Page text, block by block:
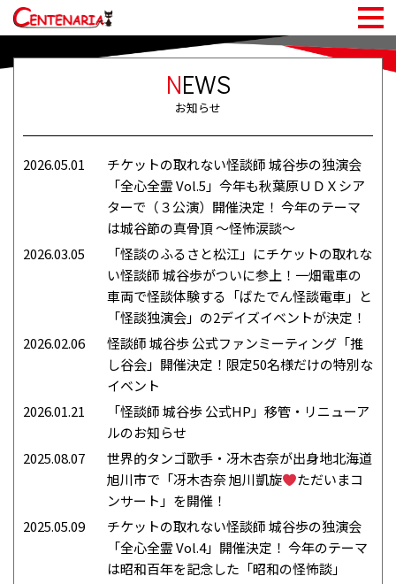
NEWS
お知らせ
2026.05.01
チケットの取れない怪談師 城⾕歩の独演会
「全心全霊 Vol.5」今年も秋葉原ＵＤＸシア
ターで（３公演）開催決定！ 今年のテーマ
は城谷節の真骨頂 ～怪怖涙談～
2026.03.05
「怪談のふるさと松江」にチケットの取れな
い怪談師 城谷歩がついに参上！一畑電車の
車両で怪談体験する「ばたでん怪談電車」と
「怪談独演会」の2デイズイベントが決定！
2026.02.06
怪談師 城谷歩 公式ファンミーティング「推
し谷会」開催決定！限定50名様だけの特別な
イベント
2026.01.21
「怪談師 城谷歩 公式HP」移管・リニューア
ルのお知らせ
2025.08.07
世界的タンゴ歌手・冴木杏奈が出身地北海道
旭川市で「冴木杏奈 旭川凱旋
ただいまコ
ンサート」を開催！
2025.05.09
チケットの取れない怪談師 城⾕歩の独演会
「全心全霊 Vol.4」開催決定！ 今年のテーマ
は昭和百年を記念した「昭和の怪怖談」